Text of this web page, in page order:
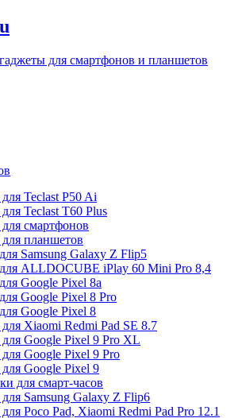
для смартфонов и планшетов
Teclast P50 Ai
Teclast T60 Plus
смартфонов
планшетов
Samsung Galaxy Z Flip5
ALLDOCUBE iPlay 60 Mini Pro 8,4
Google Pixel 8a
Google Pixel 8 Pro
Google Pixel 8
Xiaomi Redmi Pad SE 8.7
Google Pixel 9 Pro XL
Google Pixel 9 Pro
Google Pixel 9
для смарт-часов
Samsung Galaxy Z Flip6
Poco Pad, Xiaomi Redmi Pad Pro 12.1